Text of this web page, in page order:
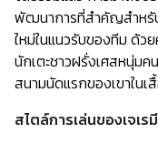
พัฒนาการที่สำคัญสำหรั
ใหม่ในแนวรับของทีม ด้ว
นักเตะชาวฝรั่งเศสหนุ่ม
สนามนัดแรกของเขาใน
สไตล์การเล่นของเจเร